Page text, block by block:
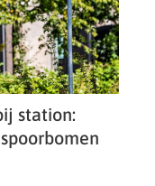
station: